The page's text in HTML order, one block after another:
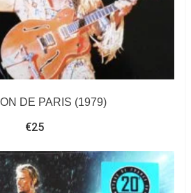
DE PARIS (1979)
€25